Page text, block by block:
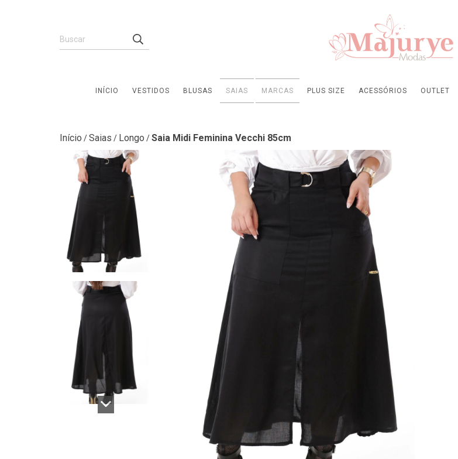
INÍCIO VESTIDOS BLUSAS SAIAS MARCAS PLUS SIZE ACESSÓRIOS OUTLET
Início /Saias / Longo /Saia Midi Feminina Vecchi 85cm